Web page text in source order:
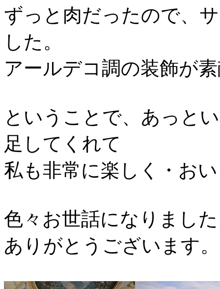
ずっと肉だったので、
した。
アールデコ調の装飾が
ということで、あっと
足してくれて
私も非常に楽しく・お
色々お世話になりまし
ありがとうございます。